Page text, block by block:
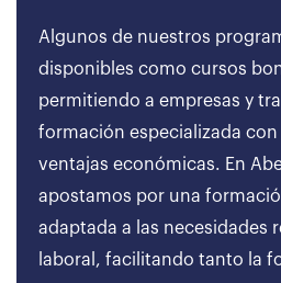
Algunos de nuestros
disponibles como cursos
permitiendo a empresas y
formación especializada
ventajas económicas. En
apostamos por una
adaptada a las necesidades
laboral, facilitando tanto la